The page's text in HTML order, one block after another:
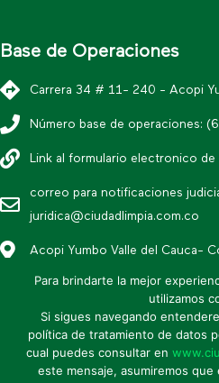
Base de Operaciones
Carrera 34 # 11- 240 - Acopi
Número base de operaciones:
Link al formulario electronico de
correo para notificaciones
juridica@ciudadlimpia.com.co
Acopi Yumbo Valle del Cauca-
*Política editorial y
* Política de
* Mapa
Para brindarte la mejor
utilizamos
Si sigues navegando
política de tratamiento de datos
cual puedes consultar en
este mensaje, asumiremos